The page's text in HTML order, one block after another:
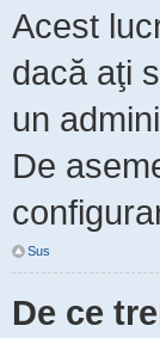
Acest
dacă aţi
un
De
Sus
De ce